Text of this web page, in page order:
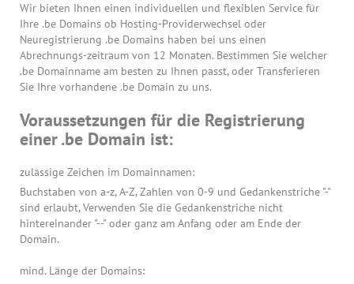
Wir bieten Ihnen einen individuellen und flexiblen Service für
Ihre .be Domains ob Hosting-Providerwechsel oder
Neuregistrierung .be Domains haben bei uns einen
Abrechnungs-zeitraum von 12 Monaten. Bestimmen Sie welcher
.be Domainname am besten zu Ihnen passt, oder Transferieren
Sie Ihre vorhandene .be Domain zu uns.
Voraussetzungen für die Registrierung
einer .be Domain ist:
zulässige Zeichen im Domainnamen:
Buchstaben von a-z, A-Z, Zahlen von 0-9 und Gedankenstriche "-"
sind erlaubt, Verwenden Sie die Gedankenstriche nicht
hintereinander "--" oder ganz am Anfang oder am Ende der
Domain.
mind. Länge der Domains: